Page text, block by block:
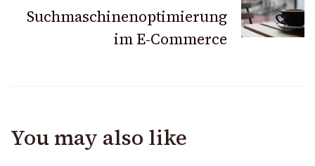
Suchmaschinenoptimierung
im E-Commerce
You may also like